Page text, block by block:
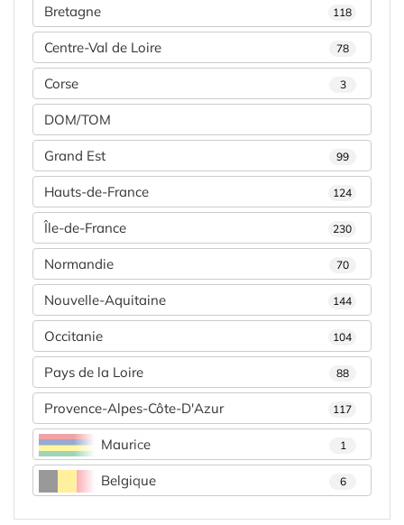
Bretagne 118
Centre-Val de Loire 78
Corse 3
DOM/TOM
Grand Est 99
Hauts-de-France 124
Île-de-France 230
Normandie 70
Nouvelle-Aquitaine 144
Occitanie 104
Pays de la Loire 88
Provence-Alpes-Côte-D'Azur 117
Maurice 1
Belgique 6